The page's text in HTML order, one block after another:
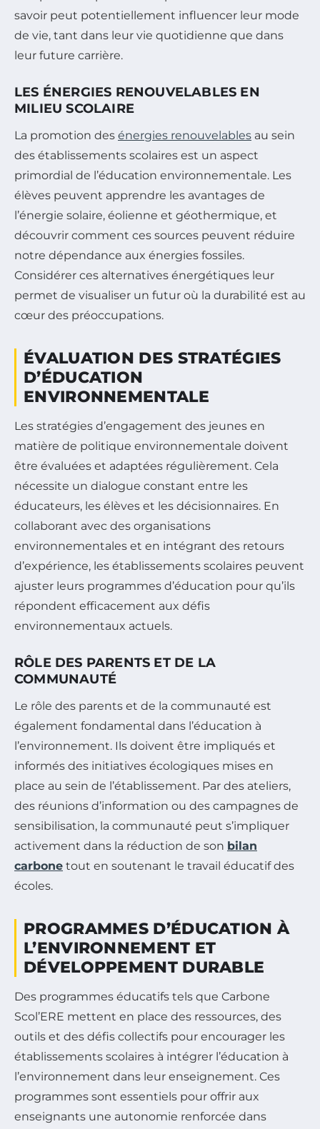
savoir peut potentiellement influencer leur mode
de vie, tant dans leur vie quotidienne que dans
leur future carrière.
LES ÉNERGIES RENOUVELABLES EN
MILIEU SCOLAIRE
La promotion des énergies renouvelables au sein
des établissements scolaires est un aspect
primordial de l’éducation environnementale. Les
élèves peuvent apprendre les avantages de
l’énergie solaire, éolienne et géothermique, et
découvrir comment ces sources peuvent réduire
notre dépendance aux énergies fossiles.
Considérer ces alternatives énergétiques leur
permet de visualiser un futur où la durabilité est au
cœur des préoccupations.
ÉVALUATION DES STRATÉGIES
D’ÉDUCATION
ENVIRONNEMENTALE
Les stratégies d’engagement des jeunes en
matière de politique environnementale doivent
être évaluées et adaptées régulièrement. Cela
nécessite un dialogue constant entre les
éducateurs, les élèves et les décisionnaires. En
collaborant avec des organisations
environnementales et en intégrant des retours
d’expérience, les établissements scolaires peuvent
ajuster leurs programmes d’éducation pour qu’ils
répondent efficacement aux défis
environnementaux actuels.
RÔLE DES PARENTS ET DE LA
COMMUNAUTÉ
Le rôle des parents et de la communauté est
également fondamental dans l’éducation à
l’environnement. Ils doivent être impliqués et
informés des initiatives écologiques mises en
place au sein de l’établissement. Par des ateliers,
des réunions d’information ou des campagnes de
sensibilisation, la communauté peut s’impliquer
activement dans la réduction de son bilan
carbone tout en soutenant le travail éducatif des
écoles.
PROGRAMMES D’ÉDUCATION À
L’ENVIRONNEMENT ET
DÉVELOPPEMENT DURABLE
Des programmes éducatifs tels que Carbone
Scol’ERE mettent en place des ressources, des
outils et des défis collectifs pour encourager les
établissements scolaires à intégrer l’éducation à
l’environnement dans leur enseignement. Ces
programmes sont essentiels pour offrir aux
enseignants une autonomie renforcée dans